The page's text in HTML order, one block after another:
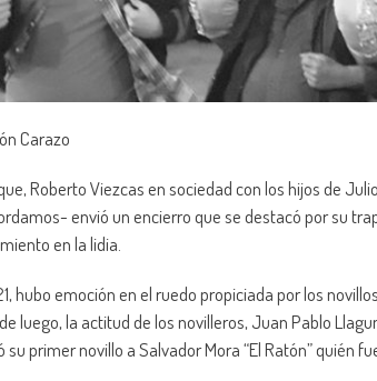
Carazo
Roberto Viezcas en sociedad con los hijos de
envió un encierro que se destacó por su
en la lidia.
hubo emoción en el ruedo propiciada por los
luego, la actitud de los novilleros, Juan Pablo
primer novillo a Salvador Mora “El Ratón” quién